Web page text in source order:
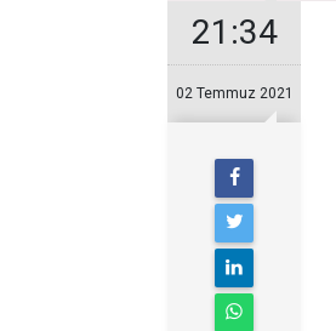
21:34
02 Temmuz 2021